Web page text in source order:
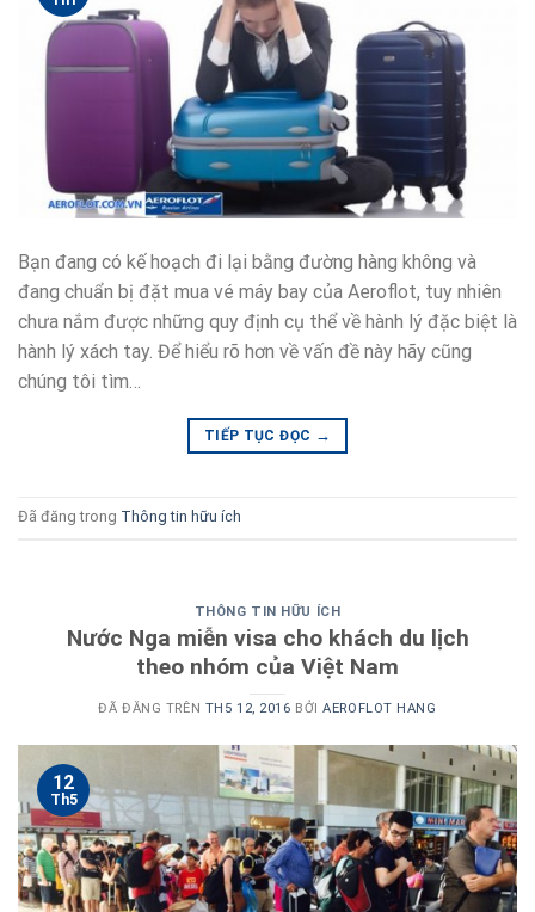
Bạn đang có kế hoạch đi lại bằng đường hàng không và
đang chuẩn bị đặt mua vé máy bay của Aeroflot, tuy nhiên
chưa nắm được những quy định cụ thể về hành lý đặc biệt là
hành lý xách tay. Để hiểu rõ hơn về vấn đề này hãy cũng
chúng tôi tìm…
TIẾP TỤC ĐỌC →
Đã đăng trong Thông tin hữu ích
THÔNG TIN HỮU ÍCH
Nước Nga miễn visa cho khách du lịch
theo nhóm của Việt Nam
ĐÃ ĐĂNG TRÊN TH5 12, 2016 BỞIAEROFLOT HANG
12
Th5